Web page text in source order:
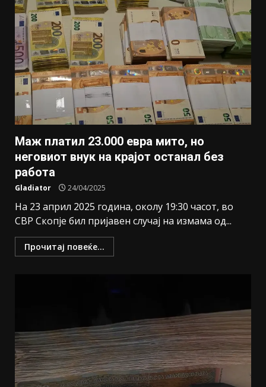
Маж платил 23.000 евра мито, но
неговиот внук на крајот останал без
работа
Gladiator 24/04/2025
На 23 април 2025 година, околу 19:30 часот, во
СВР Скопје бил пријавен случај на измама од...
Прочитај повеќе...